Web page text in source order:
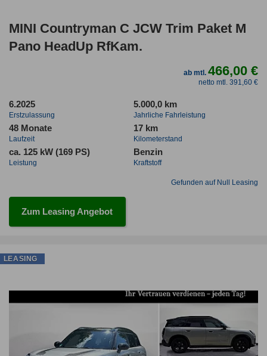
MINI Countryman C JCW Trim Paket M
Pano HeadUp RfKam.
ab mtl.466,00 €
netto mtl. 391,60 €
6.2025
Erstzulassung
5.000,0 km
Jahrliche Fahrleistung
48 Monate
Laufzeit
17 km
Kilometerstand
ca. 125 kW (169 PS)
Leistung
Benzin
Kraftstoff
Gefunden auf Null Leasing
Zum Leasing Angebot
LEASING